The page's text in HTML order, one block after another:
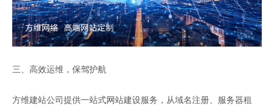
三、高效运维，保驾护航
方维建站公司提供一站式网站建设服务，从域名注册、服务器租